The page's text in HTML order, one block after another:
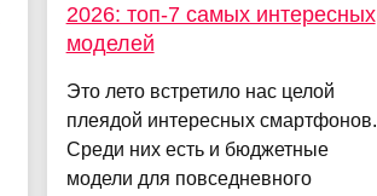
2026: топ-7 самых интересных
моделей
Это лето встретило нас целой
плеядой интересных смартфонов.
Среди них есть и бюджетные
модели для повседневного